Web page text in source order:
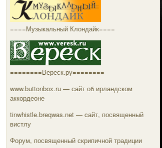
====Музыкальный Клондайк====
========Вереск.ру========
www.buttonbox.ru — сайт об ирландском
аккордеоне
tinwhistle.breqwas.net — cайт, посвященный
вистлу
Форум, посвященный скрипичной традиции